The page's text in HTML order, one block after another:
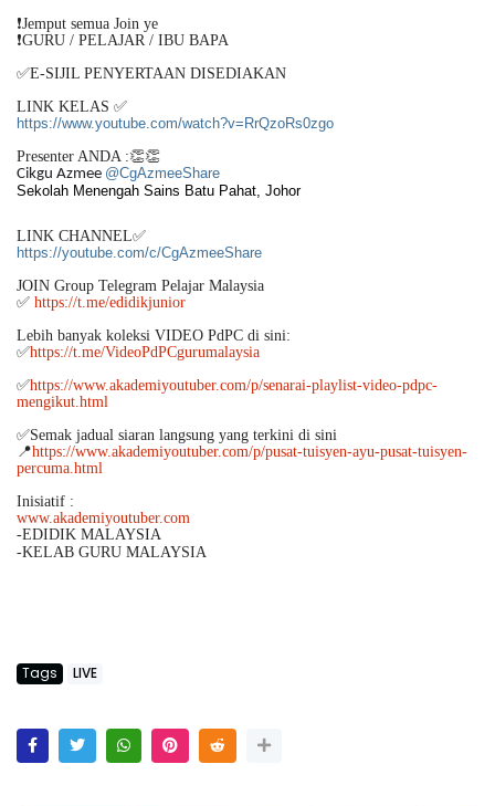
❗️Jemput semua Join ye
❗️GURU / PELAJAR / IBU BAPA
✅E-SIJIL PENYERTAAN DISEDIAKAN
LINK KELAS ✅
https://www.youtube.com/watch?v=RrQzoRs0zgo
Presenter ANDA :👏👏
Cikgu Azmee @CgAzmeeShare
Sekolah Menengah Sains Batu Pahat, Johor
LINK CHANNEL✅
https://youtube.com/c/CgAzmeeShare
JOIN Group Telegram Pelajar Malaysia
✅ https://t.me/edidikjunior
Lebih banyak koleksi VIDEO PdPC di sini:
✅https://t.me/VideoPdPCgurumalaysia
✅https://www.akademiyoutuber.com/p/senarai-playlist-video-pdpc-
mengikut.html
✅Semak jadual siaran langsung yang terkini di sini
📍https://www.akademiyoutuber.com/p/pusat-tuisyen-ayu-pusat-tuisyen-
percuma.html
Inisiatif :
www.akademiyoutuber.com
-EDIDIK MALAYSIA
-KELAB GURU MALAYSIA
Tags LIVE